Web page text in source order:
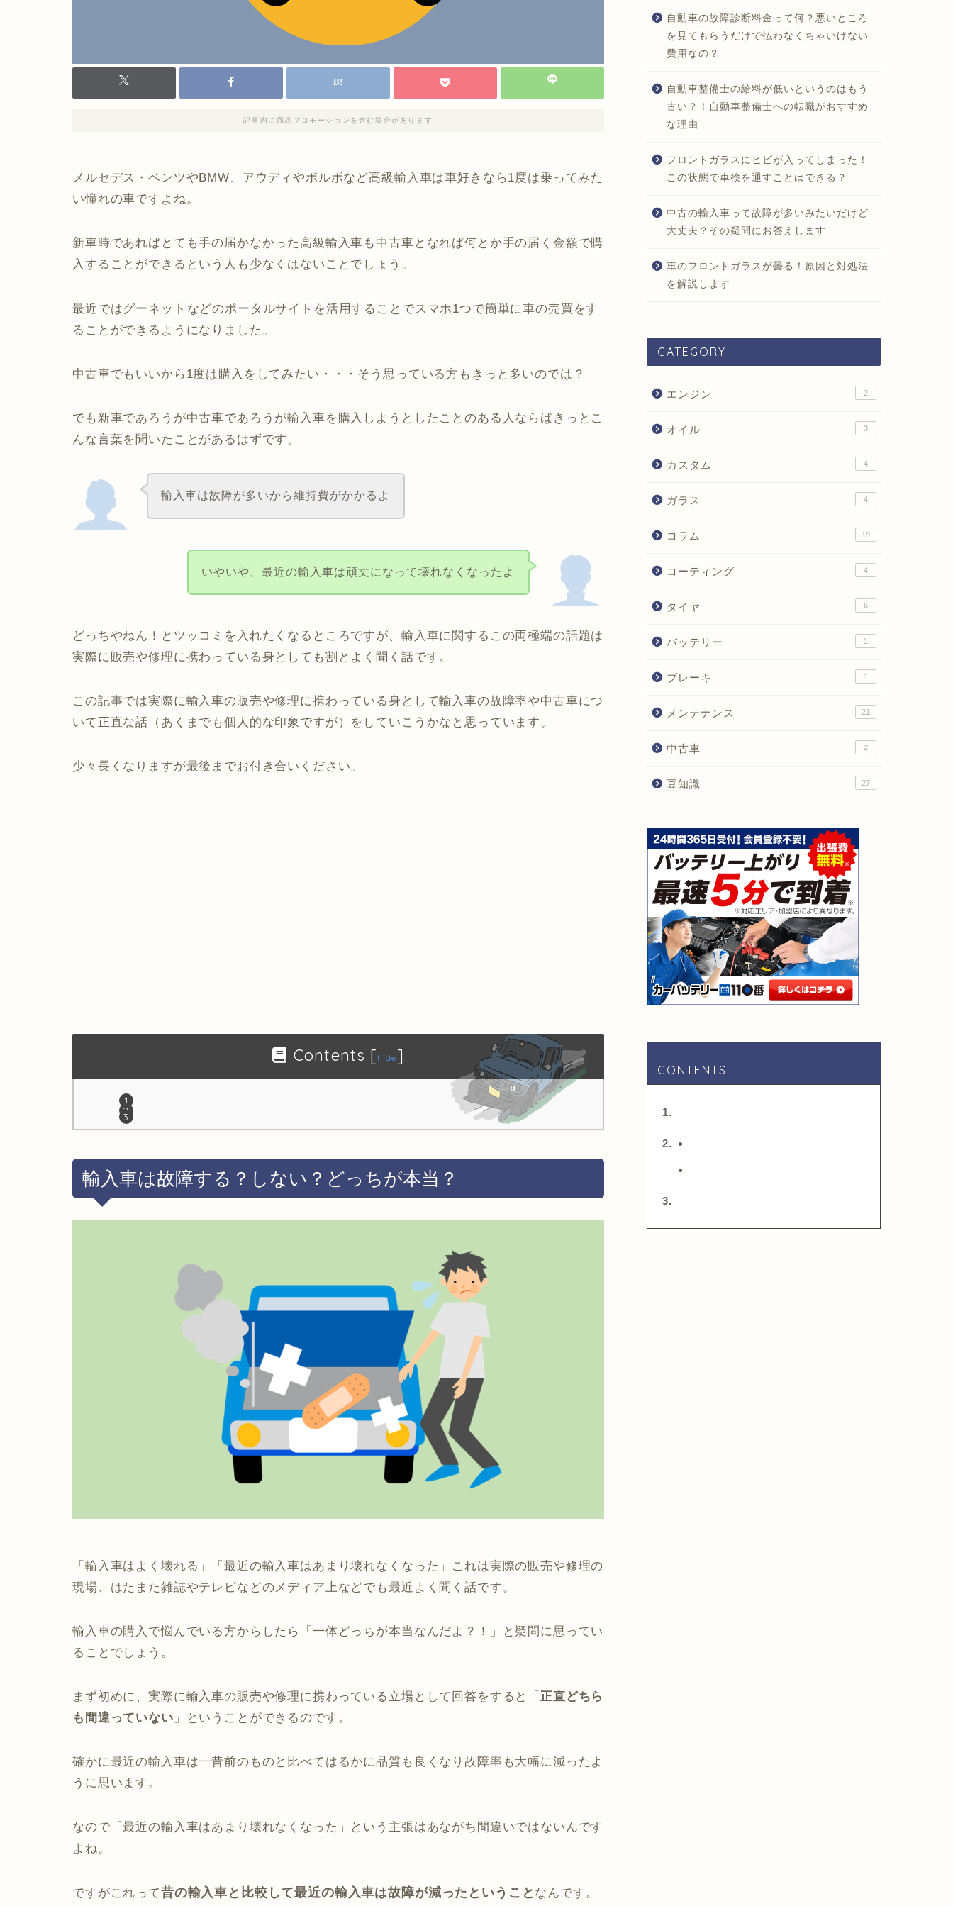
記事内に商品プロモーションを含む場合があります
メルセデス・ベンツやBMW、アウディやボルボなど高級輸入車は車好きなら1度は乗ってみた
い憧れの車ですよね。
新車時であればとても手の届かなかった高級輸入車も中古車となれば何とか手の届く金額で購
入することができるという人も少なくはないことでしょう。
最近ではグーネット などのポータルサイトを活用することでスマホ1つで簡単に車の売買をす
ることができるようになりました。
中古車でもいいから1度は購入をしてみたい・・・そう思っている方もきっと多いのでは？
でも新車であろうが中古車であろうが輸入車を購入しようとしたことのある人ならばきっとこ
んな言葉を聞いたことがあるはずです。
輸入車は故障が多いから維持費がかかるよ
いやいや、最近の輸入車は頑丈になって壊れなくなったよ
どっちやねん！とツッコミを入れたくなるところですが、輸入車に関するこの両極端の話題は
実際に販売や修理に携わっている身としても割とよく聞く話です。
この記事では実際に輸入車の販売や修理に携わっている身として輸入車の故障率や中古車につ
いて正直な話（あくまでも個人的な印象ですが）をしていこうかなと思っています。
少々長くなりますが最後までお付き合いください。
Contents [ hide ]
輸入車は故障する？しない？どっちが本当？
「輸入車はよく壊れる」「最近の輸入車はあまり壊れなくなった」これは実際の販売や修理の
現場、はたまた雑誌やテレビなどのメディア上などでも最近よく聞く話です。
輸入車の購入で悩んでいる方からしたら「一体どっちが本当なんだよ？！」と疑問に思ってい
ることでしょう。
まず初めに、実際に輸入車の販売や修理に携わっている立場として回答をすると「正直どちら
も間違っていない 」ということができるのです。
確かに最近の輸入車は一昔前のものと比べてはるかに品質も良くなり故障率も大幅に減ったよ
うに思います。
なので「最近の輸入車はあまり壊れなくなった」という主張はあながち間違いではないんです
よね。
ですがこれって昔の輸入車と比較して最近の輸入車は故障が減ったということ なんです。
自動車の故障診断料金って何？悪いところ
を見てもらうだけで払わなくちゃいけない
費用なの？
自動車整備士の給料が低いというのはもう
古い？！自動車整備士への転職がおすすめ
な理由
フロントガラスにヒビが入ってしまった！
この状態で車検を通すことはできる？
中古の輸入車って故障が多いみたいだけど
大丈夫？その疑問にお答えします
車のフロントガラスが曇る！原因と対処法
を解説します
CATEGORY
エンジン 2
オイル 3
カスタム 4
ガラス 4
コラム 19
コーティング 4
タイヤ 6
バッテリー 1
ブレーキ 1
メンテナンス 21
中古車 2
豆知識 27
CONTENTS